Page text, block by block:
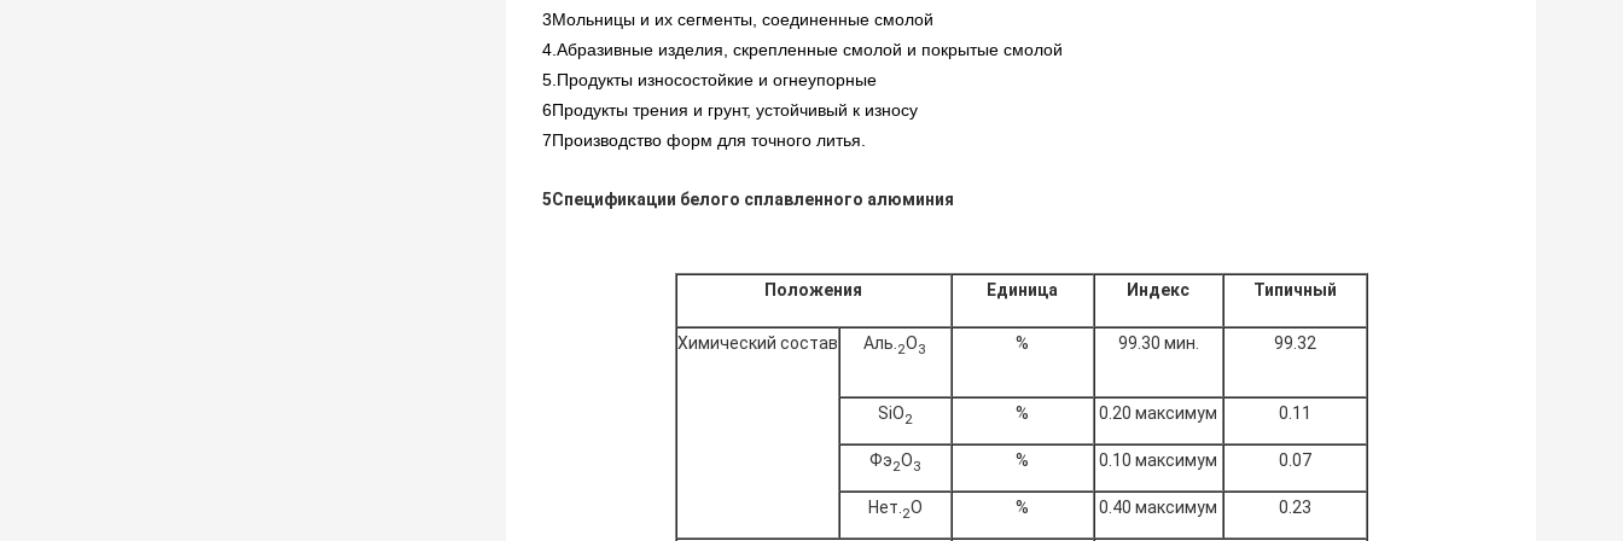
3Мольницы и их сегменты, соединенные смолой
4.Абразивные изделия, скрепленные смолой и покрытые смолой
5.Продукты износостойкие и огнеупорные
6Продукты трения и грунт, устойчивый к износу
7Производство форм для точного литья.
5Спецификации белого сплавленного алюминия
Положения Единица Индекс Типичный
Химический состав Аль. 2О3 % 99.30 мин. 99.32
SiO2 % 0.20 максимум 0.11
Фэ2О3 % 0.10 максимум 0.07
Нет. 2О % 0.40 максимум 0.23